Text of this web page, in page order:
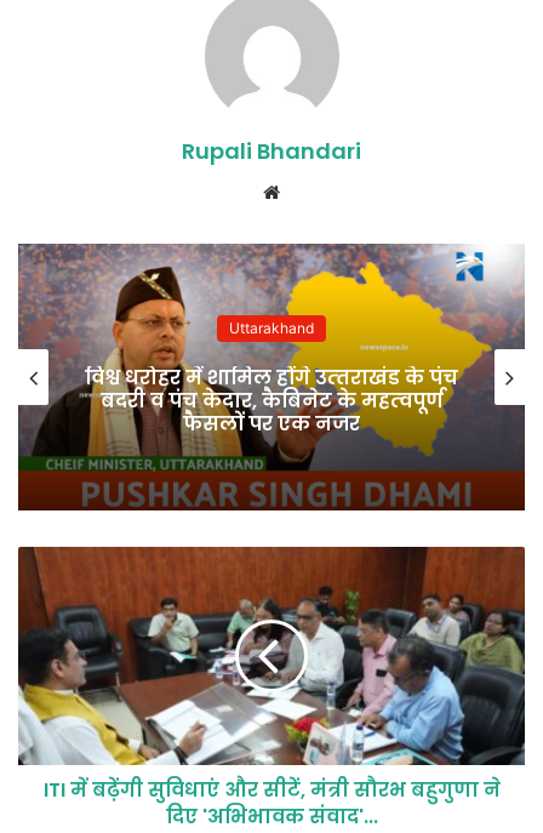
Rupali Bhandari
Uttarakhand
विश्व धरोहर में शामिल होंगे उत्‍तराखंड के पंच
बदरी व पंच केदार, कैबिनेट के महत्‍वपूर्ण
फैसलों पर एक नजर
ITI में बढ़ेंगी सुविधाएं और सीटें, मंत्री सौरभ बहुगुणा ने
दिए 'अभिभावक संवाद'...